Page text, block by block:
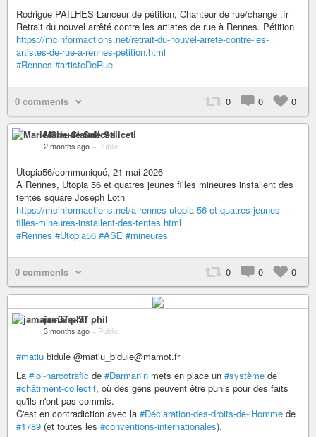
Rodrigue PAILHES Lanceur de pétition, Chanteur de rue/change .fr
Retrait du nouvel arrêté contre les artistes de rue à Rennes. Pétition
https://mcinformactions.net/retrait-du-nouvel-arrete-contre-les-
artistes-de-rue-a-rennes-petition.html
#Rennes #artisteDeRue
0 comments 0 0 0
Marie-Claude Saliceti
2 months ago – Public
Utopia56/communiqué, 21 mai 2026
A Rennes, Utopia 56 et quatres jeunes filles mineures installent des
tentes square Joseph Loth
https://mcinformactions.net/a-rennes-utopia-56-et-quatres-jeunes-
filles-mineures-installent-des-tentes.html
#Rennes #Utopia56 #ASE #mineures
0 comments 0 0 0
jamais+37 phil
3 months ago – Public
#matiu bidule @matiu_bidule@mamot.fr
La #loi-narcotrafic de #Darmanin mets en place un #système de
#châtiment-collectif, où des gens peuvent être punis pour des faits
qu'ils n'ont pas commis.
C'est en contradiction avec la #Déclaration-des-droits-de-lHomme de
#1789 (et toutes les #conventions-internationales).